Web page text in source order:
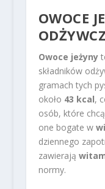
OWOCE
Owoce jeżyny
składników
gramach tych
około 43 kcal,
osób, które
one bogate w
dziennego
zawierają
normy.